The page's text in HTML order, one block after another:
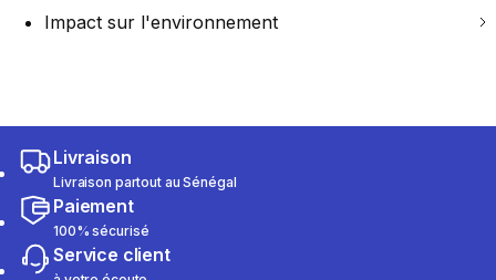
Impact sur l'environnement
Livraison
Livraison partout au Sénégal
Paiement
100% sécurisé
Service client